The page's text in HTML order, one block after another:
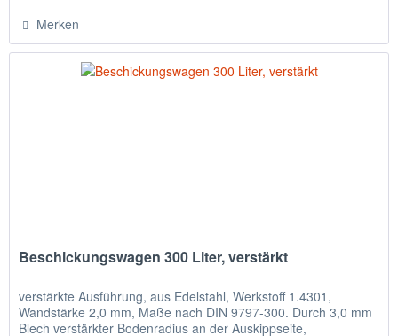
Merken
Beschickungswagen 300 Liter, verstärkt
verstärkte Ausführung, aus Edelstahl, Werkstoff 1.4301,
Wandstärke 2,0 mm, Maße nach DIN 9797-300. Durch 3,0 mm
Blech verstärkter Bodenradius an der Auskippseite,